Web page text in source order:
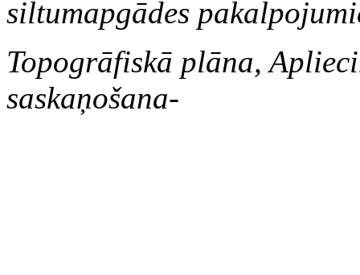
siltumapgādes
Topogrāfiskā plāna,
saskaņošana-